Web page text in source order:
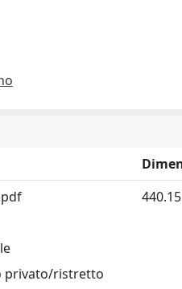
privato/ristretto